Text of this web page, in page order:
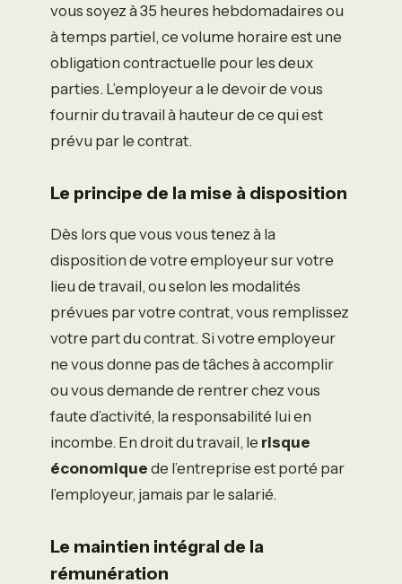
vous soyez à 35 heures hebdomadaires ou
à temps partiel, ce volume horaire est une
obligation contractuelle pour les deux
parties. L’employeur a le devoir de vous
fournir du travail à hauteur de ce qui est
prévu par le contrat.
Le principe de la mise à disposition
Dès lors que vous vous tenez à la
disposition de votre employeur sur votre
lieu de travail, ou selon les modalités
prévues par votre contrat, vous remplissez
votre part du contrat. Si votre employeur
ne vous donne pas de tâches à accomplir
ou vous demande de rentrer chez vous
faute d’activité, la responsabilité lui en
incombe. En droit du travail, le risque
économique de l’entreprise est porté par
l’employeur, jamais par le salarié.
Le maintien intégral de la
rémunération